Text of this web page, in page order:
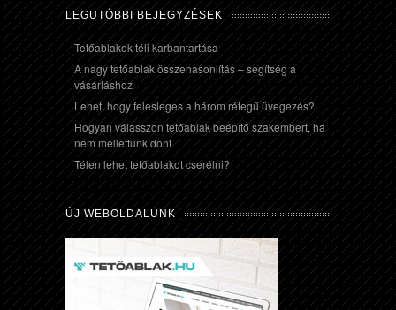
LEGUTÓBBI BEJEGYZÉSEK
Tetőablakok téli karbantartása
A nagy tetőablak összehasonlítás – segítség a
vásárláshoz
Lehet, hogy felesleges a három rétegű üvegezés?
Hogyan válasszon tetőablak beépítő szakembert, ha
nem mellettünk dönt
Télen lehet tetőablakot cserélni?
ÚJ WEBOLDALUNK